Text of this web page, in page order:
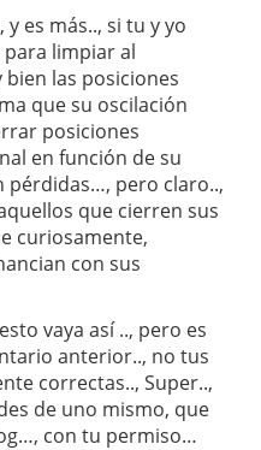
es más.., si tu y yo
limpiar al
las posiciones
que su oscilación
posiciones
en función de su
pérdidas…, pero claro..,
que cierren sus
curiosamente,
con sus
vaya así .., pero es
anterior.., no tus
correctas.., Super..,
de uno mismo, que
con tu permiso…